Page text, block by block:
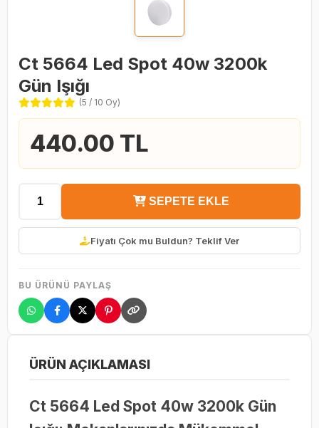
Ct 5664 Led Spot 40w 3200k
Gün Işığı
(5 / 10 Oy)
440.00 TL
SEPETE EKLE
Fiyatı Çok mu Buldun? Teklif Ver
BU ÜRÜNÜ PAYLAŞ
ÜRÜN AÇIKLAMASI
Ct 5664 Led Spot 40w 3200k Gün